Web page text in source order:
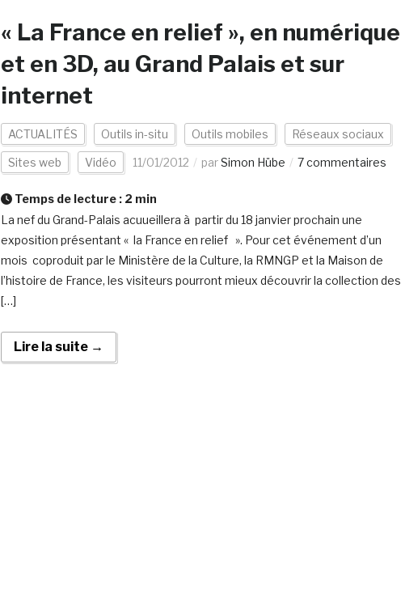
« La France en relief », en numérique
et en 3D, au Grand Palais et sur
internet
ACTUALITÉS Outils in-situ Outils mobiles Réseaux sociaux
Sites web Vidéo 11/01/2012 parSimon Hübe 7 commentaires
Temps de lecture : 2 min
La nef du Grand-Palais acuueillera à partir du 18 janvier prochain une
exposition présentant « la France en relief ». Pour cet événement d’un
mois coproduit par le Ministère de la Culture, la RMNGP et la Maison de
l’histoire de France, les visiteurs pourront mieux découvrir la collection des
[…]
Lire la suite →